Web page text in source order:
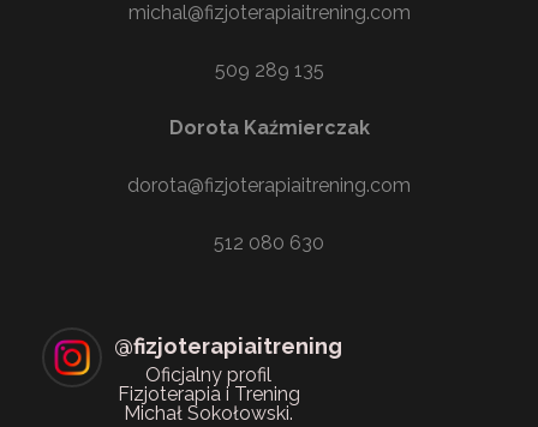
michal@fizjoterapiaitrening.com
509 289 135
Dorota Kaźmierczak
dorota@fizjoterapiaitrening.com
512 080 630
@fizjoterapiaitrening
Oficjalny profil
Fizjoterapia i Trening
Michał Sokołowski.